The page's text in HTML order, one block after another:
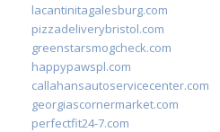
lacantinitagalesburg.com
pizzadeliverybristol.com
greenstarsmogcheck.com
happypawspl.com
callahansautoservicecenter.com
georgiascornermarket.com
perfectfit24-7.com